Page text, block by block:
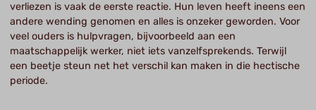
verliezen is vaak de eerste reactie. Hun leven heeft ineens een
andere wending genomen en alles is onzeker geworden. Voor
veel ouders is hulpvragen, bijvoorbeeld aan een
maatschappelijk werker, niet iets vanzelfsprekends. Terwijl
een beetje steun net het verschil kan maken in die hectische
periode.